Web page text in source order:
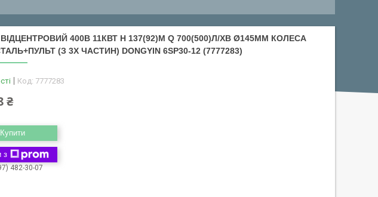
400В 11КВТ H 137(92)М Q 700(500)Л/ХВ Ø145ММ КОЛЕСА
(З 3Х ЧАСТИН) DONGYIN 6SP30-12 (7777283)
Код: 7777283
₴
Купити
з
482-30-07